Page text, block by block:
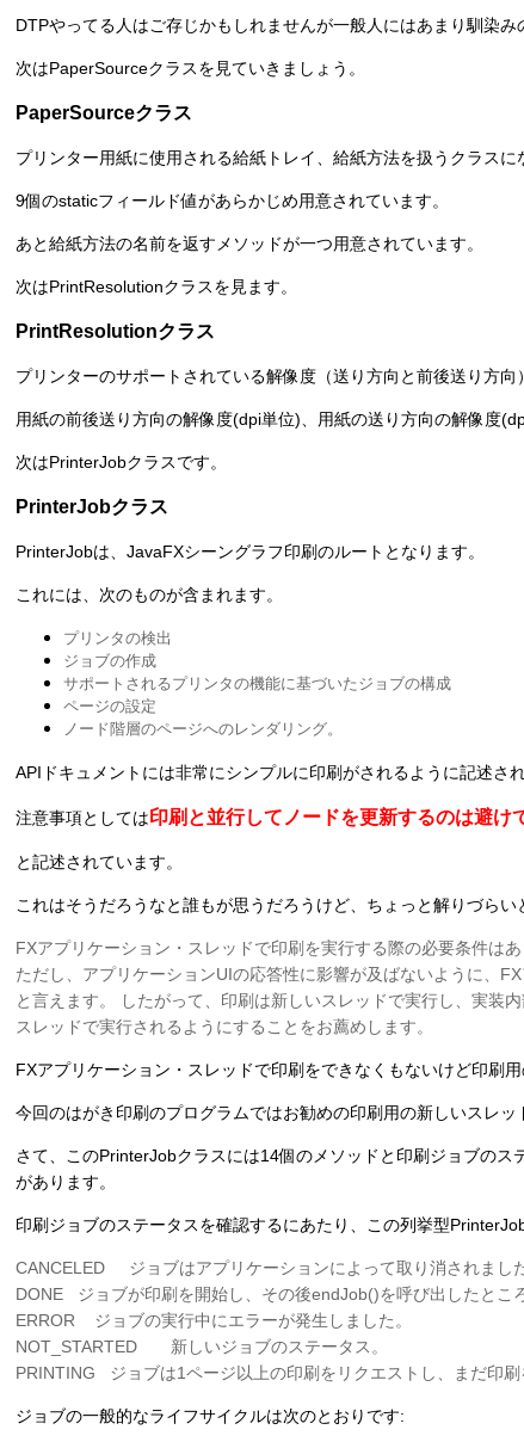
DTPやってる人はご存じかもしれませんが一般人にはあまり馴染み
次はPaperSourceクラスを見ていきましょう。
PaperSourceクラス
プリンター用紙に使用される給紙トレイ、給紙方法を扱うクラスに
9個のstaticフィールド値があらかじめ用意されています。
あと給紙方法の名前を返すメソッドが一つ用意されています。
次はPrintResolutionクラスを見ます。
PrintResolutionクラス
プリンターのサポートされている解像度（送り方向と前後送り方
用紙の前後送り方向の解像度(dpi単位)、用紙の送り方向の解像度
次はPrinterJobクラスです。
PrinterJobクラス
PrinterJobは、JavaFXシーングラフ印刷のルートとなります。
これには、次のものが含まれます。
プリンタの検出
ジョブの作成
サポートされるプリンタの機能に基づいたジョブの構成
ページの設定
ノード階層のページへのレンダリング。
APIドキュメントには非常にシンプルに印刷がされるように記述され
注意事項としては印刷と並行してノードを更新するのは避け
と記述されています。
これはそうだろうなと誰もが思うだろうけど、ちょっと解りづら
FXアプリケーション・スレッドで印刷を実行する際の必要条件は
ただし、アプリケーションUIの応答性に影響が及ばないように、
と言えます。 したがって、印刷は新しいスレッドで実行し、実装
スレッドで実行されるようにすることをお薦めします。
FXアプリケーション・スレッドで印刷をできなくもないけど印刷
今回のはがき印刷のプログラムではお勧めの印刷用の新しいスレッ
さて、このPrinterJobクラスには14個のメソッドと印刷ジョブの
があります。
印刷ジョブのステータスを確認するにあたり、この列挙型
CANCELED ジョブはアプリケーションによって取り消されました
DONE ジョブが印刷を開始し、その後endJob()を呼び出したとこ
ERROR ジョブの実行中にエラーが発生しました。
NOT_STARTED 新しいジョブのステータス。
PRINTING ジョブは1ページ以上の印刷をリクエストし、まだ印刷
ジョブの一般的なライフサイクルは次のとおりです: